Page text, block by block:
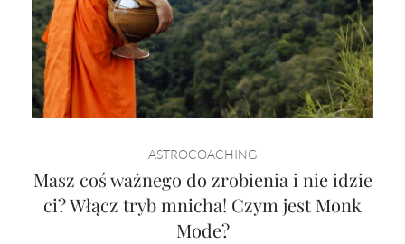
ASTROCOACHING
Masz coś ważnego do zrobienia i nie idzie
ci? Włącz tryb mnicha! Czym jest Monk
Mode?